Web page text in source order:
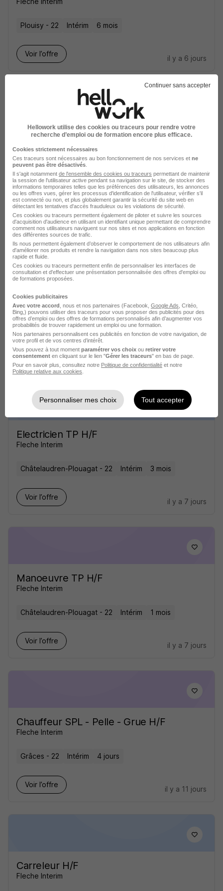
Plouisy - 22 Intérim 6 mois
Voir l’offre
il y a 6 jours
Manutentionnaire BTP H/F
Plélo - 22 Intérim
Voir l’offre
il y a 6 jours
Ouvrier Agencement Interieur Soliste
Fleche Interim
Plélo - 22 Intérim 30 jours
Voir l’offre
il y a 6 jours
Electricien TP H/F
Fleche Interim
Châtelaudren-Plouagat - 22 Intérim 3 mois
Voir l’offre
il y a 7 jours
Manoeuvre TP H/F
Fleche Interim
Châtelaudren-Plouagat - 22 Intérim 1 mois
Voir l’offre
il y a 7 jours
Chauffeur SPL - Pelle - Grue H/F
Fleche Interim
Grâces - 22 Intérim 4 jours
Voir l’offre
il y a 11 jours
Carreleur H/F
Fleche Interim
Continuer sans accepter
Hellowork utilise des cookies ou traceurs pour rendre votre
recherche d’emploi ou de formation encore plus efficace.
Cookies strictement nécessaires
Ces traceurs sont nécessaires au bon fonctionnement de nos services et ne
peuvent pas être désactivés
Il s'agit notamment de l'ensemble des cookies ou traceurs permettant de maintenir
la session de l'utilisateur active pendant sa navigation sur le site, de stocker des
informations temporaires telles que les préférences des utilisateurs, les annonces
ou les offres vues, gérer les processus d'identification de l'utilisateur, vérifier s'il
est connecté ou non, et plus globalement garantir la sécurité du site web en
détectant les tentatives d'accès frauduleux ou les violations de sécurité.
Ces cookies ou traceurs permettent également de piloter et suivre les sources
d'acquisition d'audience en utilisant un identifiant unique permettant de comprendre
comment nos utilisateurs naviguent sur nos sites et nos applications en fonction
des différentes sources de trafic.
Ils nous permettent également d’observer le comportement de nos utilisateurs afin
d'améliorer nos produits et rendre la navigation dans nos sites beaucoup plus
rapide et fluide.
Ces cookies ou traceurs permettent enfin de personnaliser les interfaces de
consultation et d'effectuer une présentation personnalisée des offres d'emploi ou
de formations proposées.
Cookies publicitaires
Avec votre accord , nous et nos partenaires (Facebook, Google Ads , Critéo,
Bing,) pouvons utiliser des traceurs pour vous proposer des publicités pour des
offres d’emploi ou des offres de formations personnalisés afin d’augmenter vos
probabilités de trouver rapidement un emploi ou une formation.
Nos partenaires personnalisent ces publicités en fonction de votre navigation, de
votre profil et de vos centres d’intérêt.
Vous pouvez à tout moment paramétrer vos choix ou retirer votre
consentement en cliquant sur le lien "Gérer les traceurs" en bas de page.
Pour en savoir plus, consultez notre Politique de confidentialité et notre
Politique relative aux cookies
Personnaliser mes choix Tout accepter